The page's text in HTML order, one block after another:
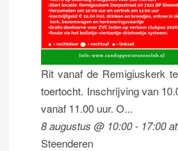
Rit vanaf de Remigiuskerk
toertocht. Inschrijving van
vanaf 11.00 uur. O...
8 augustus @ 10:00- 17:00at
Steenderen